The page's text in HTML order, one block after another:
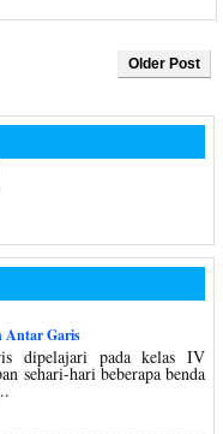
Older Post
Antar Garis
dipelajari pada kelas IV
sehari-hari beberapa benda